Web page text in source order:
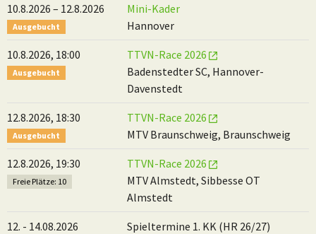
10.8.2026 – 12.8.2026
Ausgebucht
Mini-Kader
Hannover
10.8.2026, 18:00
Ausgebucht
TTVN-Race 2026
Badenstedter SC, Hannover-
Davenstedt
12.8.2026, 18:30
Ausgebucht
TTVN-Race 2026
MTV Braunschweig, Braunschweig
12.8.2026, 19:30
Freie Plätze: 10
TTVN-Race 2026
MTV Almstedt, Sibbesse OT
Almstedt
12. - 14.08.2026 Spieltermine 1. KK (HR 26/27)